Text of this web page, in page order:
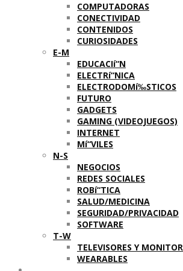
COMPUTADORAS
CONECTIVIDAD
CONTENIDOS
CURIOSIDADES
E-M
EDUCACIí“N
ELECTRí“NICA
ELECTRODOMí‰STICOS
FUTURO
GADGETS
GAMING (VIDEOJUEGOS)
INTERNET
Mí“VILES
N-S
NEGOCIOS
REDES SOCIALES
ROBí“TICA
SALUD/MEDICINA
SEGURIDAD/PRIVACIDAD
SOFTWARE
T-W
TELEVISORES Y
WEARABLES